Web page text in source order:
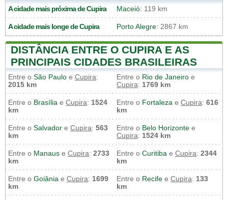
A cidade mais próxima deCupira Maceió: 119 km
A cidade mais longe deCupira Porto Alegre: 2867 km
DISTÂNCIA ENTRE O CUPIRA E AS
PRINCIPAIS CIDADES BRASILEIRAS
Entre o São Paulo e Cupira:
2015 km
Entre o Rio de Janeiro e
Cupira: 1769 km
Entre o Brasília e Cupira: 1524
km
Entre o Fortaleza e Cupira: 616
km
Entre o Salvador e Cupira: 563
km
Entre o Belo Horizonte e
Cupira: 1524 km
Entre o Manaus e Cupira: 2733
km
Entre o Curitiba e Cupira: 2344
km
Entre o Goiânia e Cupira: 1699
km
Entre o Recife e Cupira: 133
km